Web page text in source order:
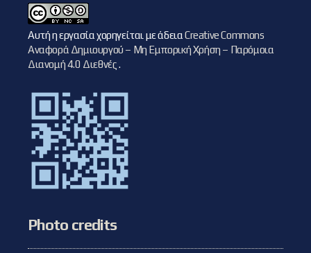
Αυτή η εργασία χορηγείται με άδειαCreative Commons
Αναφορά Δημιουργού – Μη Εμπορική Χρήση – Παρόμοια
Διανομή 4.0 Διεθνές.
Photo credits